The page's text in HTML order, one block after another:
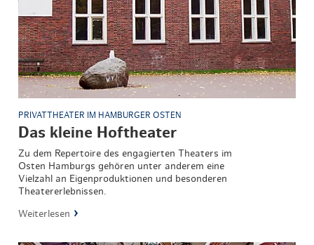
PRIVATTHEATER IM HAMBURGER OSTEN
Das kleine Hoftheater
Zu dem Repertoire des engagierten Theaters im
Osten Hamburgs gehören unter anderem eine
Vielzahl an Eigenproduktionen und besonderen
Theatererlebnissen.
Weiterlesen